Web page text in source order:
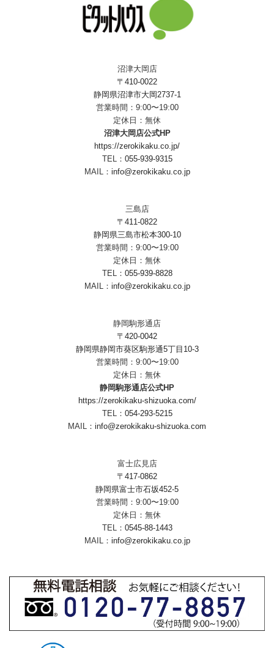
沼津大岡店
〒410-0022
静岡県沼津市大岡2737-1
営業時間：9:00〜19:00
定休日：無休
沼津大岡店公式HP
https://zerokikaku.co.jp/
TEL： 055-939-9315
MAIL： info@zerokikaku.co.jp
三島店
〒411-0822
静岡県三島市松本300-10
営業時間：9:00〜19:00
定休日：無休
TEL： 055-939-8828
MAIL： info@zerokikaku.co.jp
静岡駒形通店
〒420-0042
静岡県静岡市葵区駒形通5丁目10-3
営業時間：9:00〜19:00
定休日：無休
静岡駒形通店公式HP
https://zerokikaku-shizuoka.com/
TEL： 054-293-5215
MAIL： info@zerokikaku-shizuoka.com
富士広見店
〒417-0862
静岡県富士市石坂452-5
営業時間：9:00〜19:00
定休日：無休
TEL： 0545-88-1443
MAIL： info@zerokikaku.co.jp